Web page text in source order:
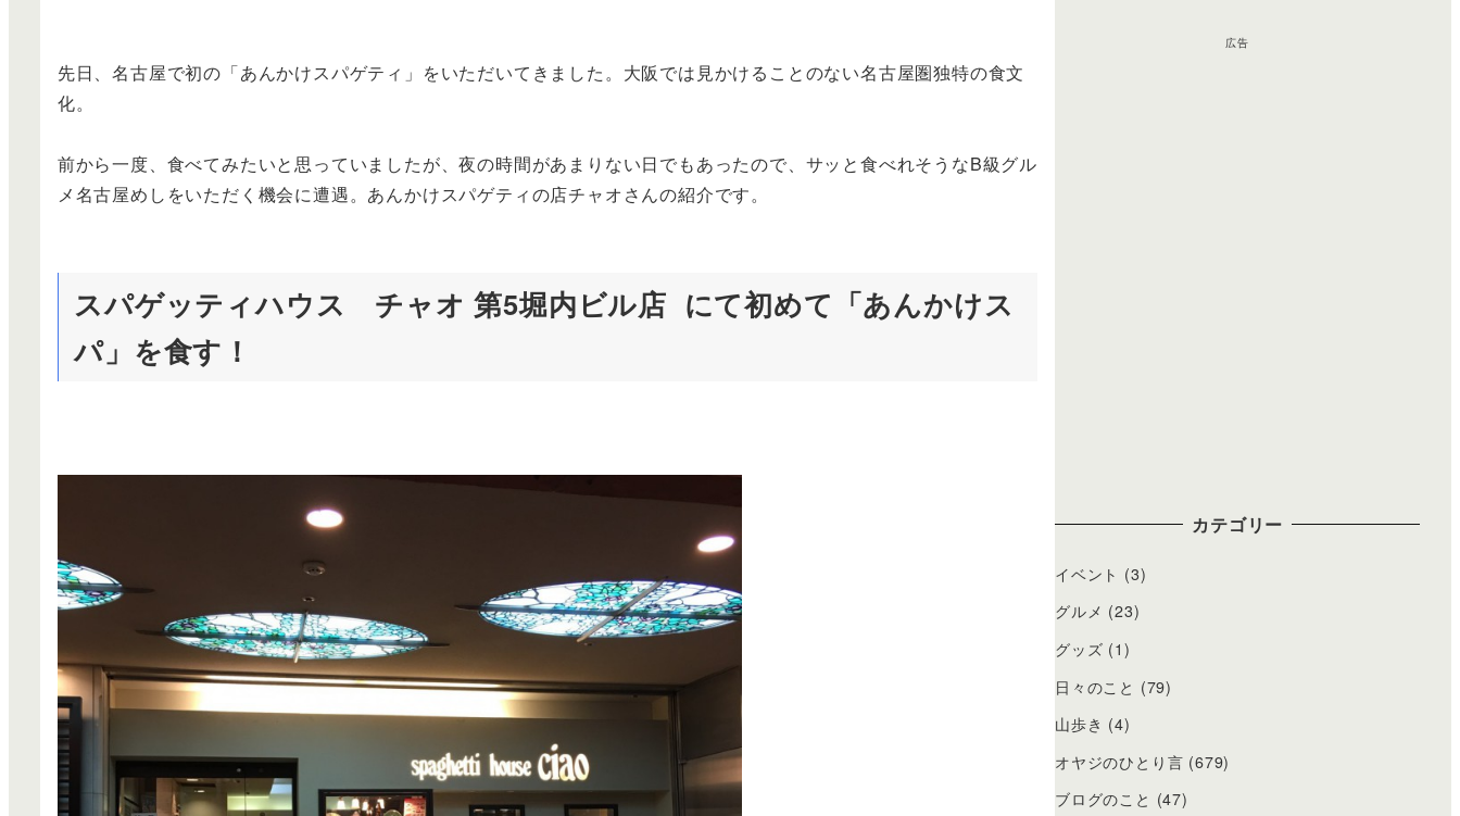
先日、名古屋で初の「あんかけスパゲティ」をいただいてきました。大阪では見かけることのない名古屋圏独特の食文
化。
前から一度、食べてみたいと思っていましたが、夜の時間があまりない日でもあったので、サッと食べれそうなB級グル
メ名古屋めしをいただく機会に遭遇。あんかけスパゲティの店チャオさんの紹介です。
スパゲッティハウス チャオ 第5堀内ビル店 にて初めて「あんかけス
パ」を食す！
広告
カテゴリー
イベント (3)
グルメ (23)
グッズ (1)
日々のこと (79)
山歩き (4)
オヤジのひとり言 (679)
ブログのこと (47)